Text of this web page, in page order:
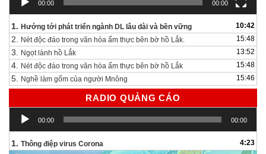
00:00 00:00
1. Hướng tới phát triển ngành DL lâu dài và bền vững 10:42
2. Nét độc đáo trong văn hóa ẩm thực bên bờ hồ Lắk. 15:48
3. Ngọt lành hồ Lắk 13:52
4. Nét độc đáo trong văn hóa ẩm thực bên bờ hồ Lắk 15:48
5. Nghề làm gốm của người Mnông 15:46
RADIO QUẢNG CÁO
Trình
chơi
00:00 00:00
1. Thông điệp virus Corona 4:23